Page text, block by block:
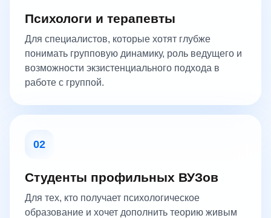
Психологи и терапевты
Для специалистов, которые хотят глубже
понимать групповую динамику, роль ведущего и
возможности экзистенциального подхода в
работе с группой.
02
Студенты профильных ВУЗов
Для тех, кто получает психологическое
образование и хочет дополнить теорию живым